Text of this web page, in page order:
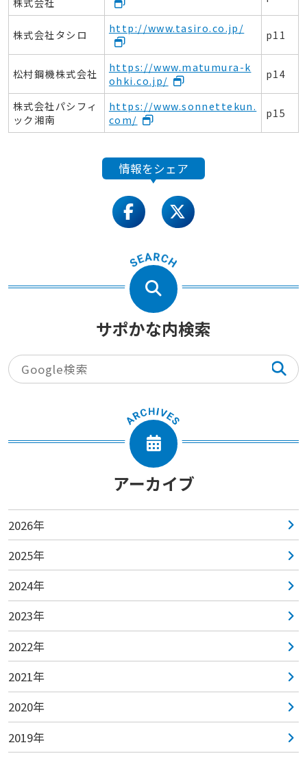
株式会社タシロ http://www.tasiro.co.jp/ p11
松村鋼機株式会社
https://www.matumura-k
ohki.co.jp/
p14
株式会社パシフィ
ック湘南
https://www.sonnettekun.
com/
p15
情報をシェア
facebooktwitter
サポかな内検索
アーカイブ
2026年
2025年
2024年
2023年
2022年
2021年
2020年
2019年